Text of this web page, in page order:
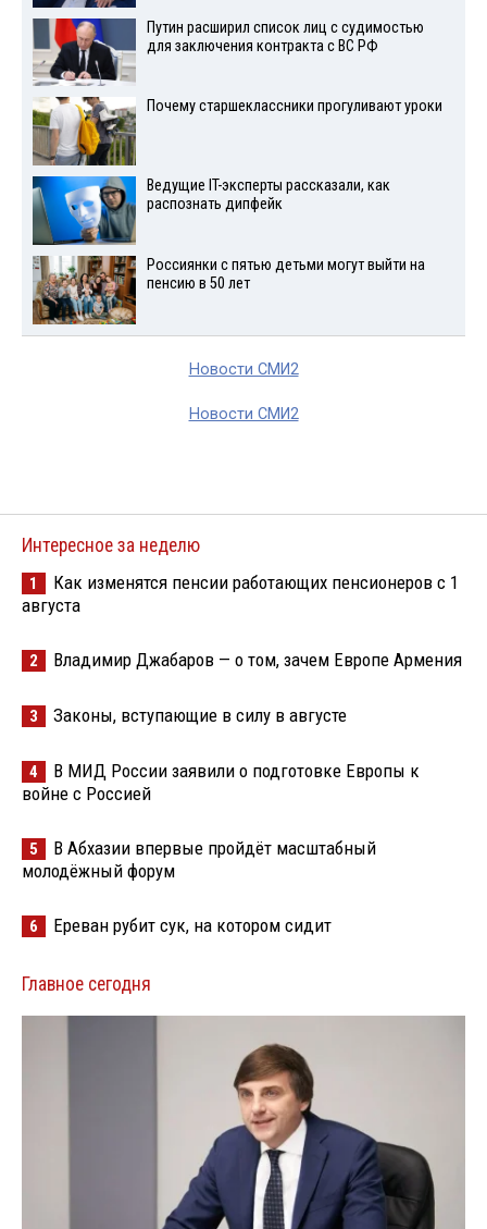
Путин расширил список лиц с судимостью
для заключения контракта с ВС РФ
Почему старшеклассники прогуливают уроки
Ведущие IT-эксперты рассказали, как
распознать дипфейк
Россиянки с пятью детьми могут выйти на
пенсию в 50 лет
Новости СМИ2
Новости СМИ2
Интересное за неделю
1
Как изменятся пенсии работающих пенсионеров с 1
августа
2 Владимир Джабаров — о том, зачем Европе Армения
3 Законы, вступающие в силу в августе
4
В МИД России заявили о подготовке Европы к
войне с Россией
5
В Абхазии впервые пройдёт масштабный
молодёжный форум
6 Ереван рубит сук, на котором сидит
Главное сегодня